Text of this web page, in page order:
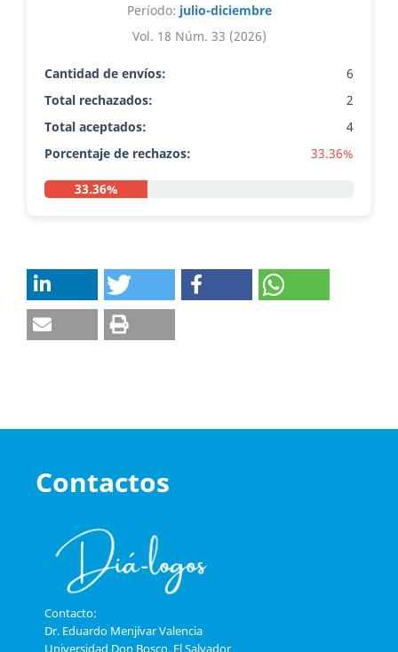
Período: julio-diciembre
Vol. 18 Núm. 33 (2026)
Cantidad de envíos:
6
Total rechazados:
2
Total aceptados:
4
Porcentaje de rechazos:
33.36%
33.36%
Contactos
Contacto:
Dr. Eduardo Menjívar Valencia
Universidad Don Bosco, El Salvador